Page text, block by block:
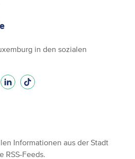
in den sozialen
Informationen aus der Stadt
RSS-Feeds.